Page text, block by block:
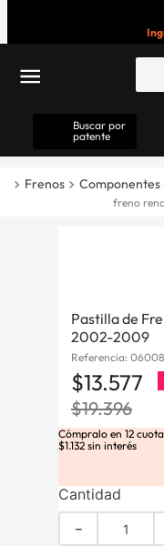
Buscar por
patente
Frenos Componentes
freno
Pastilla de
2002-2009
Referencia:
$13.577
$19.396
Cómpralo en 12
$1.132 sin interés
Cantidad
－